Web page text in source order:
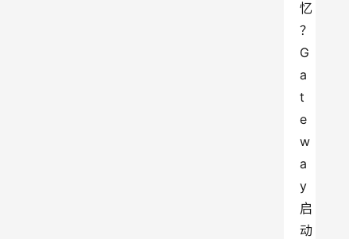
忆
？
G
a
t
e
w
a
y
启
动